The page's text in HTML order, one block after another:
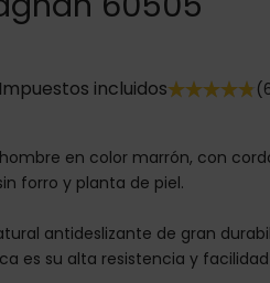
Impuestos incluidos
en color marrón, con
forro y planta de piel.
antideslizante de gran
es su alta resistencia y